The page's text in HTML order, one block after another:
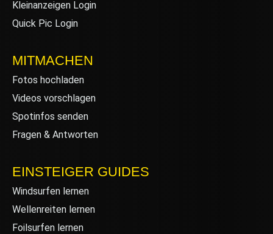
Kleinanzeigen Login
Quick Pic Login
MITMACHEN
Fotos hochladen
Videos vorschlagen
Spotinfos senden
Fragen & Antworten
EINSTEIGER GUIDES
Windsurfen lernen
Wellenreiten lernen
Foilsurfen lernen